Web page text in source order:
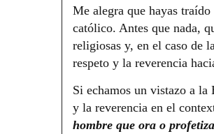
Me alegra que hayas
católico. Antes que nada,
religiosas y, en el caso de
respeto y la reverencia
Si echamos un vistazo a
y la reverencia en el
hombre que ora o